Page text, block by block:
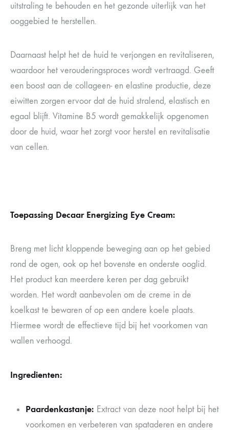
uitstraling te behouden en het gezonde uiterlijk van het
ooggebied te herstellen.
Daarnaast helpt het de huid te verjongen en revitaliseren,
waardoor het verouderingsproces wordt vertraagd. Geeft
een boost aan de collageen- en elastine productie, deze
eiwitten zorgen ervoor dat de huid stralend, elastisch en
egaal blijft. Vitamine B5 wordt gemakkelijk opgenomen
door de huid, waar het zorgt voor herstel en revitalisatie
van cellen.
Toepassing Decaar Energizing Eye Cream:
Breng met licht kloppende beweging aan op het gebied
rond de ogen, ook op het bovenste en onderste ooglid.
Het product kan meerdere keren per dag gebruikt
worden. Het wordt aanbevolen om de creme in de
koelkast te bewaren of op een andere koele plaats.
Hiermee wordt de effectieve tijd bij het voorkomen van
wallen verhoogd.
Ingredienten:
Paardenkastanje: Extract van deze noot helpt bij het
voorkomen en verbeteren van spataderen en andere